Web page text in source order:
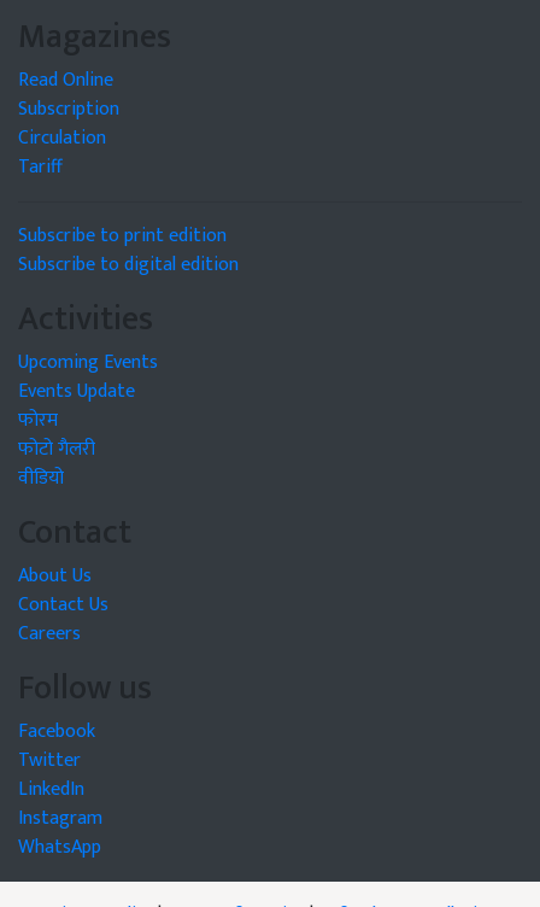
Magazines
Read Online
Subscription
Circulation
Tariff
Subscribe to print edition
Subscribe to digital edition
Activities
Upcoming Events
Events Update
फोरम
फोटो गैलरी
वीडियो
Contact
About Us
Contact Us
Careers
Follow us
Facebook
Twitter
LinkedIn
Instagram
WhatsApp